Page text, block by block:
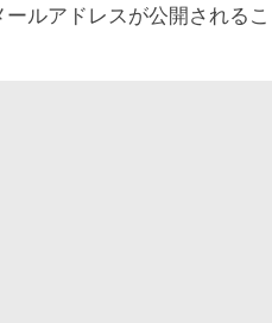
ールアドレスが公開されるこ